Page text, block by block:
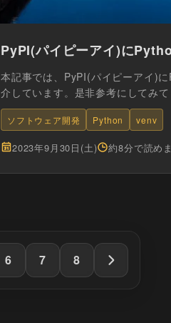
PyPI(パイピーアイ)に
本記事では、PyPI(パイピーアイ)
介しています。是非参考にしてみて
ソフトウェア開発 Python venv
2023年9月30日(土) 約8分で読め
6 7 8 次のページ